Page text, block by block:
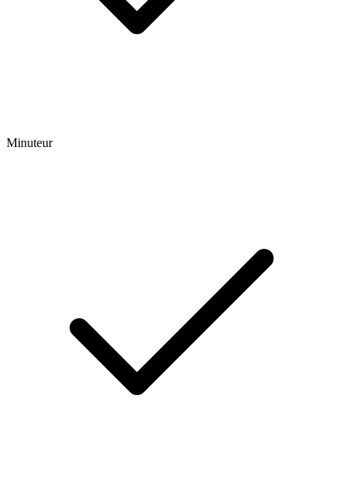
Minuteur